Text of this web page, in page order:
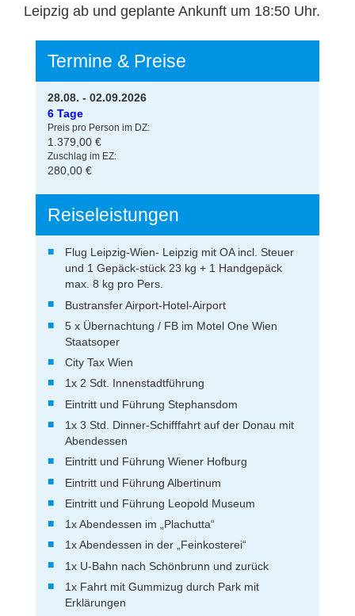
Leipzig ab und geplante Ankunft um 18:50 Uhr.
Termine & Preise
28.08. - 02.09.2026
6 Tage
Preis pro Person im DZ:
1.379,00 €
Zuschlag im EZ:
280,00 €
Reiseleistungen
Flug Leipzig-Wien- Leipzig mit OA incl. Steuer
und 1 Gepäck-stück 23 kg + 1 Handgepäck
max. 8 kg pro Pers.
Bustransfer Airport-Hotel-Airport
5 x Übernachtung / FB im Motel One Wien
Staatsoper
City Tax Wien
1x 2 Sdt. Innenstadtführung
Eintritt und Führung Stephansdom
1x 3 Std. Dinner-Schifffahrt auf der Donau mit
Abendessen
Eintritt und Führung Wiener Hofburg
Eintritt und Führung Albertinum
Eintritt und Führung Leopold Museum
1x Abendessen im „Plachutta“
1x Abendessen in der „Feinkosterei“
1x U-Bahn nach Schönbrunn und zurück
1x Fahrt mit Gummizug durch Park mit
Erklärungen